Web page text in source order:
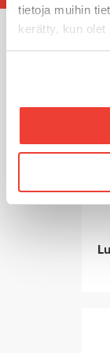
tietoja muihin
kerätty, kun olet
Olemme